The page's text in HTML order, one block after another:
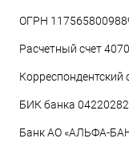
ОГРН
Расчетный счет
БИК банка
Банк АО «АЛЬФА-